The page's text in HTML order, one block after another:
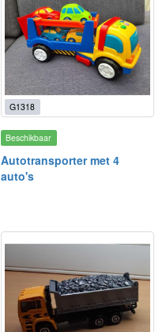
G1318
Beschikbaar
Autotransporter met 4
auto's